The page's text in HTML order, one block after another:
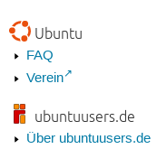
Ubuntu
FAQ
Verein
ubuntuusers.de
Über ubuntuusers.de